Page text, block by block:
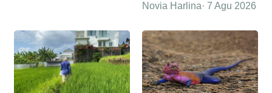
Novia Harlina 7 Agu 2026